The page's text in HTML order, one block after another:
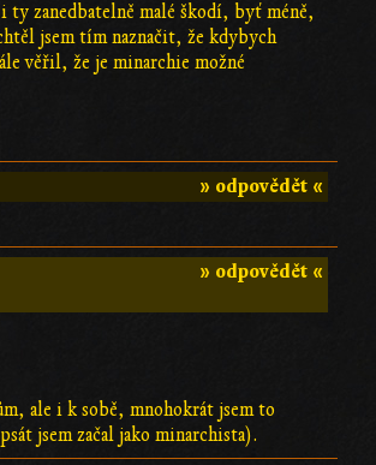
ty zanedbatelně malé škodí, byť méně,
jsem tím naznačit, že kdybych
věřil, že je minarchie možné
» odpovědět «
» odpovědět «
ale i k sobě, mnohokrát jsem to
jsem začal jako minarchista).